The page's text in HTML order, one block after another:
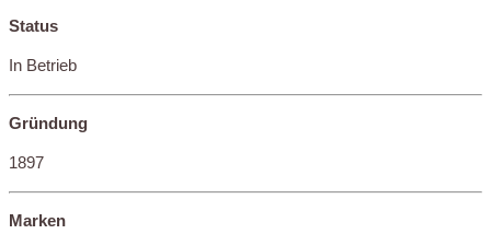
Status
In Betrieb
Gründung
1897
Marken